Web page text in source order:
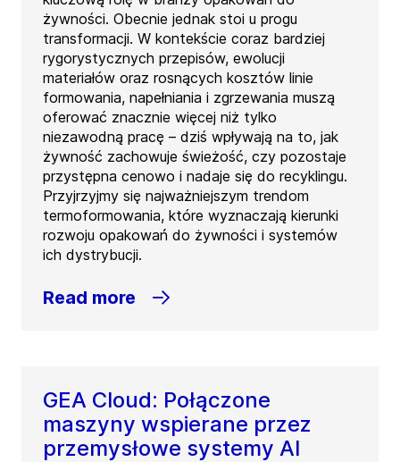
żywności. Obecnie jednak stoi u progu
transformacji. W kontekście coraz bardziej
rygorystycznych przepisów, ewolucji
materiałów oraz rosnących kosztów linie
formowania, napełniania i zgrzewania muszą
oferować znacznie więcej niż tylko
niezawodną pracę – dziś wpływają na to, jak
żywność zachowuje świeżość, czy pozostaje
przystępna cenowo i nadaje się do recyklingu.
Przyjrzyjmy się najważniejszym trendom
termoformowania, które wyznaczają kierunki
rozwoju opakowań do żywności i systemów
ich dystrybucji.
Read more
GEA Cloud: Połączone
maszyny wspierane przez
przemysłowe systemy AI